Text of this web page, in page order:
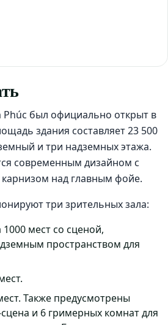
был официально открыт в
здания составляет 23 500
и три надземных этажа.
современным дизайном с
над главным фойе.
три зрительных зала:
1000 мест со сценой,
пространством для
Также предусмотрены
и 6 гримерных комнат для